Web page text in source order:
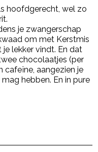
hoofdgerecht, wel zo
je zwangerschap
om met Kerstmis
lekker vindt. En dat
chocolaatjes (per
cafeïne, aangezien je
hebben. En in pure